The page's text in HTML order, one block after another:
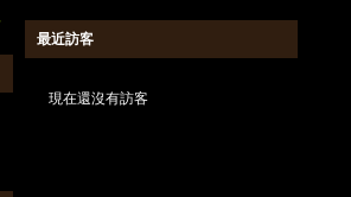
最近訪客
現在還沒有訪客